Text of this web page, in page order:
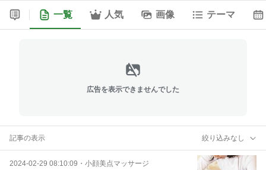
一覧 人気 画像 テーマ
広告を表示できませんでした
記事の表示 絞り込みなし
2024-02-29 08:10:09 ・ 小顔美点マッサージ